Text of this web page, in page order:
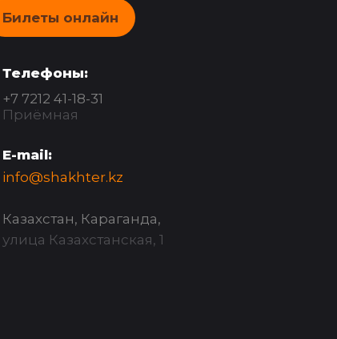
Билеты онлайн
Телефоны:
+7 7212 41-18-31
Приёмная
E-mail:
info@shakhter.kz
Казахстан, Караганда,
улица Казахстанская, 1